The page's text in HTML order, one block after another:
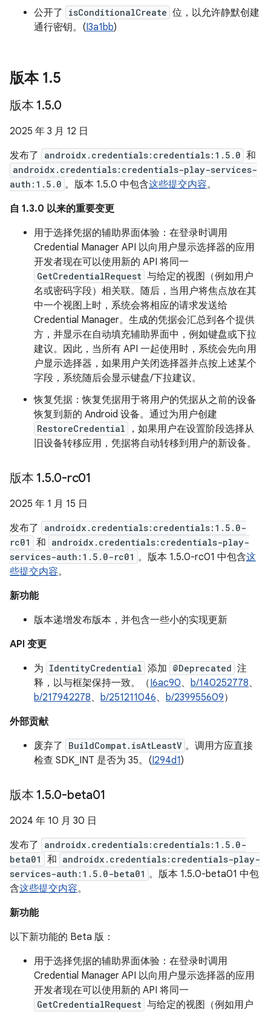
公开了 isConditionalCreate 位，以允许静默创建
通行密钥。(I3a1bb)
版本 1.5
版本 1.5.0
2025 年 3 月 12 日
发布了
androidx.credentials:credentials:1.5.0 和
androidx.credentials:credentials-play-services-
auth:1.5.0 。版本 1.5.0 中包含这些提交内容。
自 1.3.0 以来的重要变更
用于选择凭据的辅助界面体验：在登录时调用
Credential Manager API 以向用户显示选择器的应用
开发者现在可以使用新的 API 将同一
GetCredentialRequest 与给定的视图（例如用户
名或密码字段）相关联。随后，当用户将焦点放在其
中一个视图上时，系统会将相应的请求发送给
Credential Manager。生成的凭据会汇总到各个提供
方，并显示在自动填充辅助界面中，例如键盘或下拉
建议。因此，当所有 API 一起使用时，系统会先向用
户显示选择器，如果用户关闭选择器并点按上述某个
字段，系统随后会显示键盘/下拉建议。
恢复凭据：恢复凭据用于将用户的凭据从之前的设备
恢复到新的 Android 设备。通过为用户创建
RestoreCredential
，如果用户在设置阶段选择从
旧设备转移应用，凭据将自动转移到用户的新设备。
版本 1.5.0-rc01
2025 年 1 月 15 日
发布了
androidx.credentials:credentials:1.5.0-
rc01
和 androidx.credentials:credentials-play-
services-auth:1.5.0-rc01 。版本 1.5.0-rc01 中包含这
些提交内容。
新功能
版本递增发布版本，并包含一些小的实现更新
API 变更
为 IdentityCredential 添加 @Deprecated 注
释，以与框架保持一致。（I6ac90、 b/140252778、
b/217942278、 b/251211046、 b/239955609）
外部贡献
废弃了
BuildCompat.isAtLeastV 。调用方应直接
检查 SDK_INT 是否为 35。(I294d1)
版本 1.5.0-beta01
2024 年 10 月 30 日
发布了
androidx.credentials:credentials:1.5.0-
beta01
和 androidx.credentials:credentials-play-
services-auth:1.5.0-beta01 。版本 1.5.0-beta01 中包
含这些提交内容。
新功能
以下新功能的 Beta 版：
用于选择凭据的辅助界面体验：在登录时调用
Credential Manager API 以向用户显示选择器的应用
开发者现在可以使用新的 API 将同一
GetCredentialRequest 与给定的视图（例如用户